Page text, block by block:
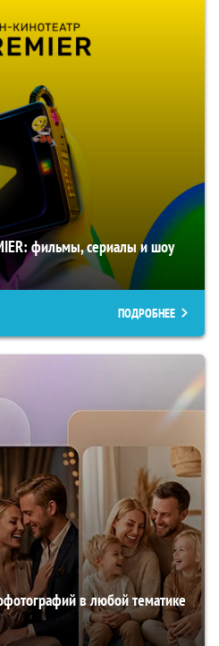
фильмы, сериалы и шоу
ПОДРОБНЕЕ
в любой тематике